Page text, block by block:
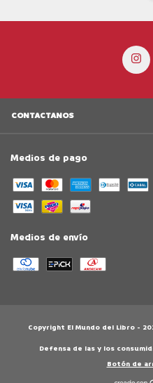
CONTACTANOS
Medios de pago
Medios de envío
Copyright El Mundo del Libro -
Defensa de las y los
Botón de